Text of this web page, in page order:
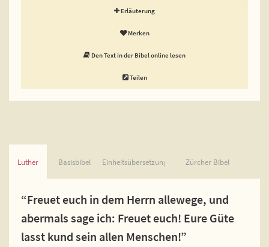
Erläuterung
Merken
Den Text in der Bibel online lesen
Teilen
Luther Basisbibel Einheitsübersetzung Zürcher Bibel
“Freuet euch in dem Herrn allewege, und
abermals sage ich: Freuet euch! Eure Güte
lasst kund sein allen Menschen!”